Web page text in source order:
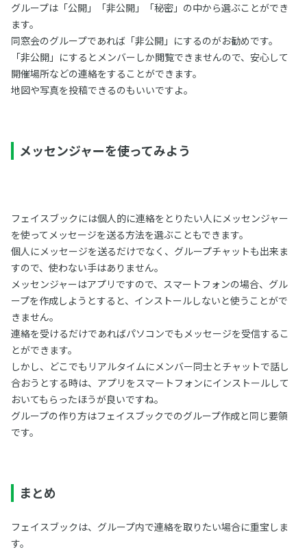
グループは「公開」「非公開」「秘密」の中から選ぶことができ
ます。
同窓会のグループであれば「非公開」にするのがお勧めです。
「非公開」にするとメンバーしか閲覧できませんので、安心して
開催場所などの連絡をすることができます。
地図や写真を投稿できるのもいいですよ。
メッセンジャーを使ってみよう
フェイスブックには個人的に連絡をとりたい人にメッセンジャー
を使ってメッセージを送る方法を選ぶこともできます。
個人にメッセージを送るだけでなく、グループチャットも出来ま
すので、使わない手はありません。
メッセンジャーはアプリですので、スマートフォンの場合、グル
ープを作成しようとすると、インストールしないと使うことがで
きません。
連絡を受けるだけであればパソコンでもメッセージを受信するこ
とができます。
しかし、どこでもリアルタイムにメンバー同士とチャットで話し
合おうとする時は、アプリをスマートフォンにインストールして
おいてもらったほうが良いですね。
グループの作り方はフェイスブックでのグループ作成と同じ要領
です。
まとめ
フェイスブックは、グループ内で連絡を取りたい場合に重宝しま
す。